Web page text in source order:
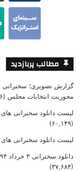
مطالب پربازدید
گزارش تصویری؛ سخنرانی
محوریت انتخابات مجلس (۱۵۸,۶۴۶)
لیست دانلود سخنرانی های
(۶۰,۱۴۹)
لیست دانلود سخنرانی های
دانلود سخنرانی ۳ خرداد ۹۴ با موضوع من ریویزیونیست‌ام، پس هستم!
(۳۷,۶۸۴)